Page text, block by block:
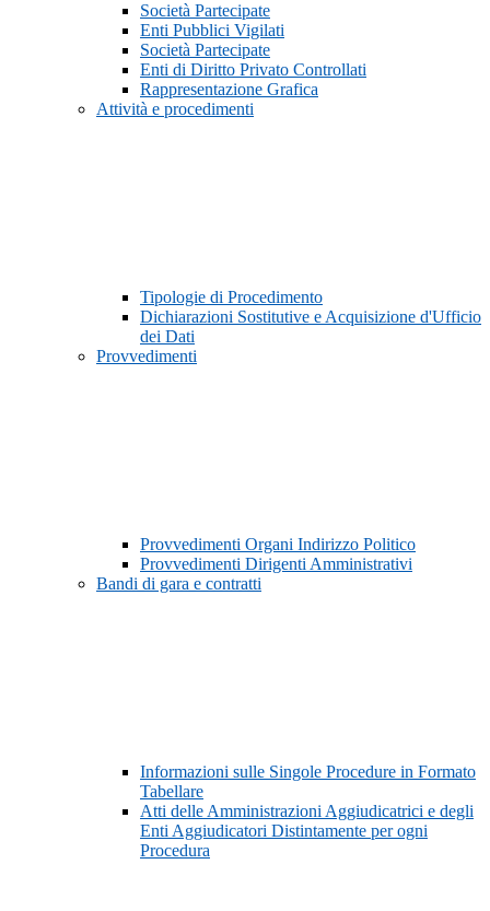
Società Partecipate
Enti Pubblici Vigilati
Società Partecipate
Enti di Diritto Privato Controllati
Rappresentazione Grafica
Attività e procedimenti
Tipologie di Procedimento
Dichiarazioni Sostitutive e Acquisizione d'Ufficio
dei Dati
Provvedimenti
Provvedimenti Organi Indirizzo Politico
Provvedimenti Dirigenti Amministrativi
Bandi di gara e contratti
Informazioni sulle Singole Procedure in Formato
Tabellare
Atti delle Amministrazioni Aggiudicatrici e degli
Enti Aggiudicatori Distintamente per ogni
Procedura